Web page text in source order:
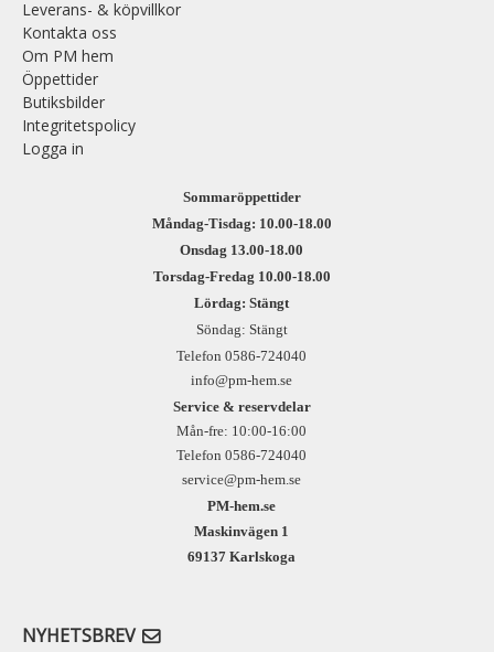
Leverans- & köpvillkor
Kontakta oss
Om PM hem
Öppettider
Butiksbilder
Integritetspolicy
Logga in
Sommaröppettider
Måndag-Tisdag: 10.00-18.00
Onsdag 13.00-18.00
Torsdag-Fredag 10.00-18.00
Lördag: Stängt
Söndag: Stängt
Telefon 0586-724040
info@pm-hem.se
Service & reservdelar
Mån-fre: 10:00-16:00
Telefon 0586-724040
service@pm-hem.se
PM-hem.se
Maskinvägen 1
69137 Karlskoga
NYHETSBREV